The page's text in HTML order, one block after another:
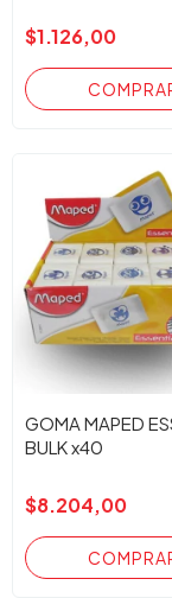
$1.126,00
GOMA MAPED
BULK x40
$8.204,00